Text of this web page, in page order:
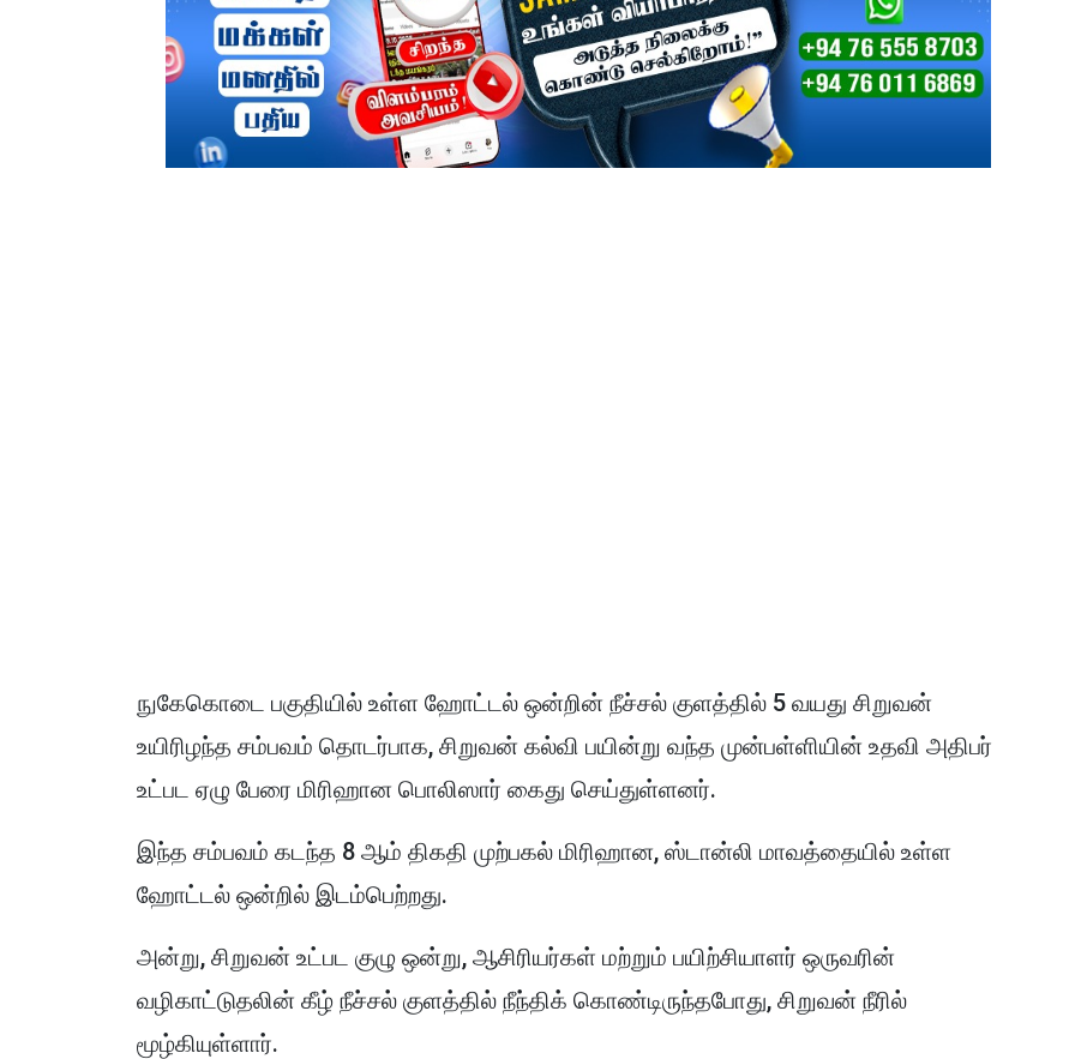
நுகேகொடை பகுதியில் உள்ள ஹோட்டல் ஒன்றின் நீச்சல் குளத்தில் 5 வயது சிறுவன்
உயிரிழந்த சம்பவம் தொடர்பாக, சிறுவன் கல்வி பயின்று வந்த முன்பள்ளியின் உதவி அதிபர்
உட்பட ஏழு பேரை மிரிஹான பொலிஸார் கைது செய்துள்ளனர்.
இந்த சம்பவம் கடந்த 8 ஆம் திகதி முற்பகல் மிரிஹான, ஸ்டான்லி மாவத்தையில் உள்ள
ஹோட்டல் ஒன்றில் இடம்பெற்றது.
அன்று, சிறுவன் உட்பட குழு ஒன்று, ஆசிரியர்கள் மற்றும் பயிற்சியாளர் ஒருவரின்
வழிகாட்டுதலின் கீழ் நீச்சல் குளத்தில் நீந்திக் கொண்டிருந்தபோது, ​​சிறுவன் நீரில்
மூழ்கியுள்ளார்.